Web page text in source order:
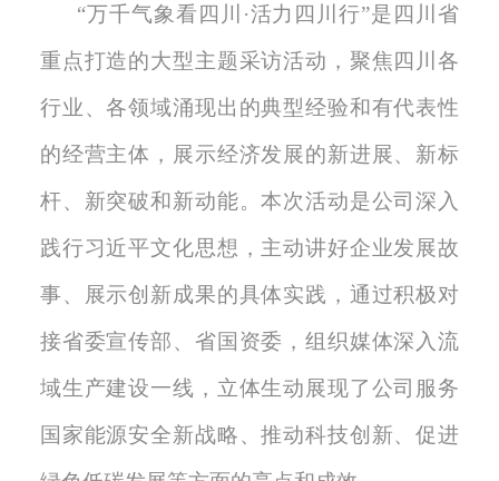
“万千气象看四川·活力四川行”是四川省
重点打造的大型主题采访活动，聚焦四川各
行业、各领域涌现出的典型经验和有代表性
的经营主体，展示经济发展的新进展、新标
杆、新突破和新动能。本次活动是公司深入
践行习近平文化思想，主动讲好企业发展故
事、展示创新成果的具体实践，通过积极对
接省委宣传部、省国资委，组织媒体深入流
域生产建设一线，立体生动展现了公司服务
国家能源安全新战略、推动科技创新、促进